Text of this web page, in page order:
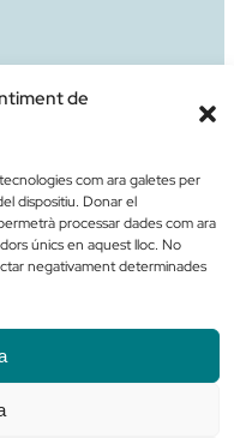
de
com ara galetes per
dispositiu. Donar el
processar dades com ara
únics en aquest lloc. No
negativament determinades